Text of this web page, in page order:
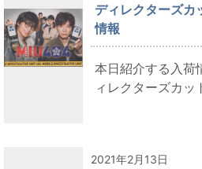
ディレクターズ
情報
本日紹介する入
ィレクターズカッ
2021年2月13日